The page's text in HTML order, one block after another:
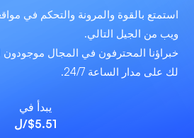
استمتع بالقوة والمرونة والتحكم في
ويب من الجيل التالي.
خبراؤنا المحترفون في المجال موجودون
لك على مدار الساعة 24/7.
يبدأ في
$5.51/ل